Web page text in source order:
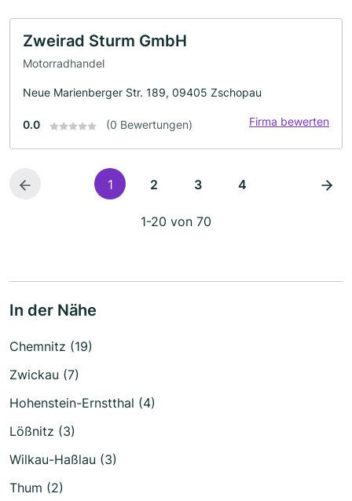
Zweirad Sturm GmbH
Motorradhandel
Neue Marienberger Str. 189, 09405 Zschopau
0.0 (0 Bewertungen) Firma bewerten
1 2 3 4
1-20 von 70
In der Nähe
Chemnitz (19)
Zwickau (7)
Hohenstein-Ernstthal (4)
Lößnitz (3)
Wilkau-Haßlau (3)
Thum (2)